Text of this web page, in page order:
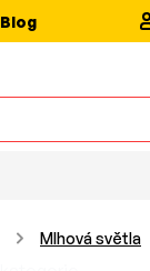
Blog
Mlhová světla